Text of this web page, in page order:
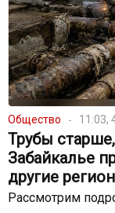
Общество 11:03,
Трубы
Забайкалье
другие
Рассмотрим